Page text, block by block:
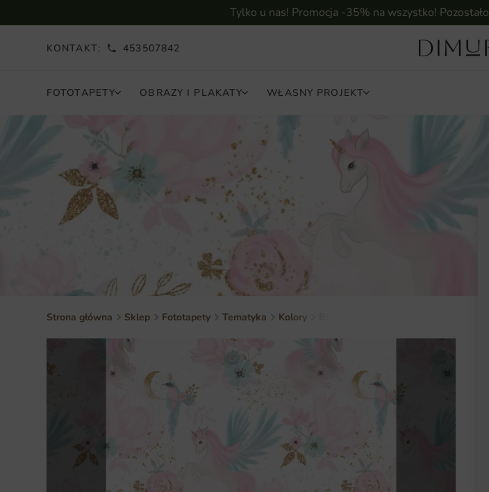
Tylko u nas! Promocja -35% na wszystko! Pozostało
KONTAKT: 453507842
FOTOTAPETY OBRAZY I PLAKATY WŁASNY PROJEKT
Strona główna Sklep Fototapety Tematyka Kolory